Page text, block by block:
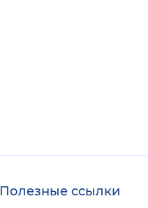
Полезные ссылки